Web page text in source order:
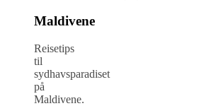
Maldivene
Reisetips
til
sydhavsparadiset
på
Maldivene.